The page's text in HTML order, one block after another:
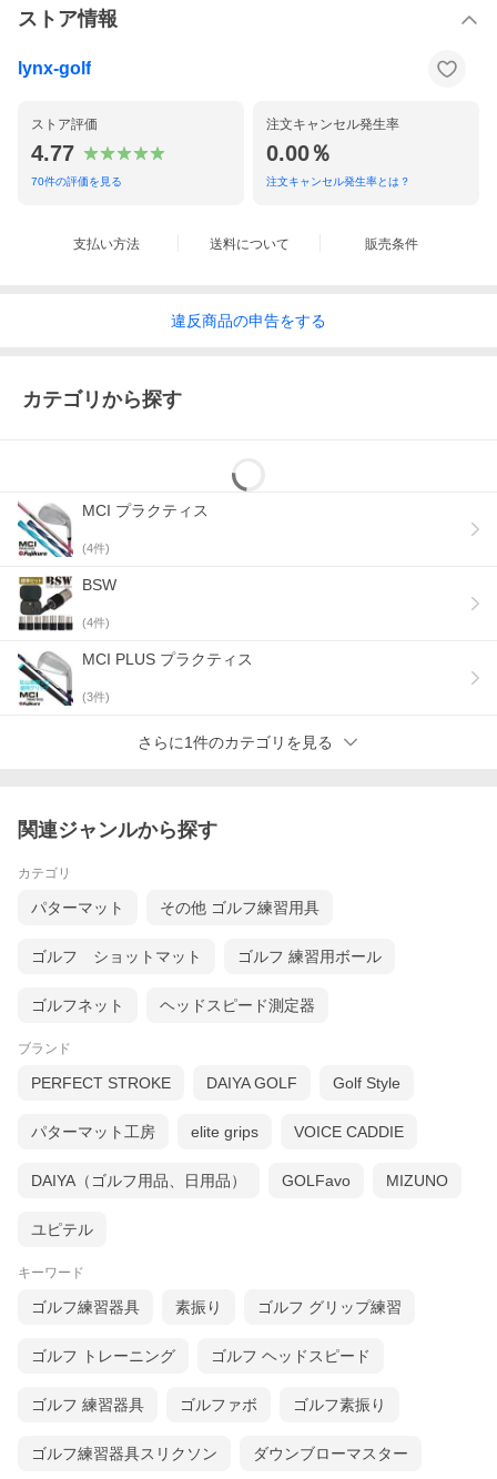
しておりません。
サイズ：直径32mm×高さ38mm
重量：12g
材質：プラスチック(ABS,PC)
バッテリー：リチウムポリマー180mAh
充電時間：最長30分
保証期間：購入から1年
※アフターサービス・品質保証に関するお問い合わせは株式会社 x
Vicにお問い合わせください。
ストア情報
lynx-golf
ストア評価
4.77
70件の評価を見る
注文キャンセル発生率
0.00％
注文キャンセル発生率とは？
支払い方法 送料について 販売条件
違反商品の申告をする
カテゴリから探す
MCI プラクティス
(4件)
BSW
(4件)
MCI PLUS プラクティス
(3件)
さらに1件のカテゴリを見る
関連ジャンルから探す
カテゴリ
パターマット その他 ゴルフ練習用具
ゴルフ ショットマット ゴルフ 練習用ボール
ゴルフネット ヘッドスピード測定器
ブランド
PERFECT STROKE DAIYA GOLF Golf Style
パターマット工房 elite grips VOICE CADDIE
DAIYA（ゴルフ用品、日用品） GOLFavo MIZUNO
ユピテル
キーワード
ゴルフ練習器具 素振り ゴルフ グリップ練習
ゴルフ トレーニング ゴルフ ヘッドスピード
ゴルフ 練習器具 ゴルファボ ゴルフ素振り
ゴルフ練習器具スリクソン ダウンブローマスター